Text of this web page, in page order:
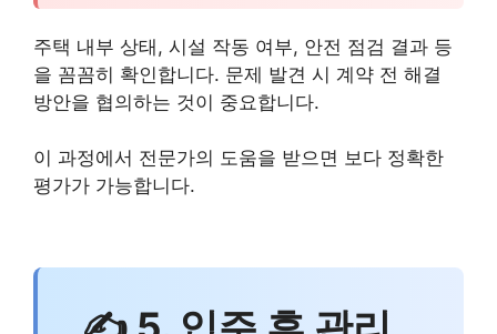
주택 내부 상태, 시설 작동 여부, 안전 점검 결과 등
을 꼼꼼히 확인합니다. 문제 발견 시 계약 전 해결
방안을 협의하는 것이 중요합니다.
이 과정에서 전문가의 도움을 받으면 보다 정확한
평가가 가능합니다.